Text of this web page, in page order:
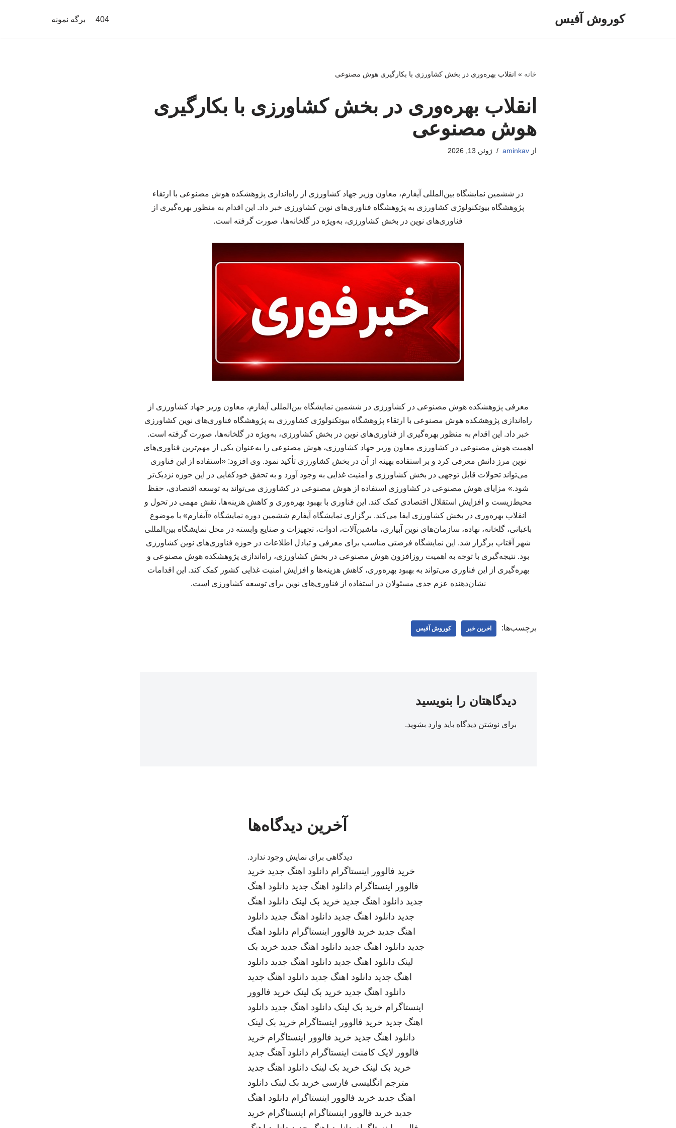
کوروش آفیس 404 برگه نمونه
خانه » انقلاب بهره‌وری در بخش کشاورزی با بکارگیری هوش مصنوعی
انقلاب بهره‌وری در بخش کشاورزی با بکارگیری
هوش مصنوعی
ازaminkav ژوئن 13, 2026
در ششمین نمایشگاه بین‌المللی آیفارم، معاون وزیر جهاد کشاورزی از راه‌اندازی پژوهشکده هوش مصنوعی با ارتقاء
پژوهشگاه بیوتکنولوژی کشاورزی به پژوهشگاه فناوری‌های نوین کشاورزی خبر داد. این اقدام به منظور بهره‌گیری از
فناوری‌های نوین در بخش کشاورزی، به‌ویژه در گلخانه‌ها، صورت گرفته است.
معرفی پژوهشکده هوش مصنوعی در کشاورزی در ششمین نمایشگاه بین‌المللی آیفارم، معاون وزیر جهاد کشاورزی از
راه‌اندازی پژوهشکده هوش مصنوعی با ارتقاء پژوهشگاه بیوتکنولوژی کشاورزی به پژوهشگاه فناوری‌های نوین کشاورزی
خبر داد. این اقدام به منظور بهره‌گیری از فناوری‌های نوین در بخش کشاورزی، به‌ویژه در گلخانه‌ها، صورت گرفته است.
اهمیت هوش مصنوعی در کشاورزی معاون وزیر جهاد کشاورزی، هوش مصنوعی را به‌عنوان یکی از مهم‌ترین فناوری‌های
نوین مرز دانش معرفی کرد و بر استفاده بهینه از آن در بخش کشاورزی تأکید نمود. وی افزود: «استفاده از این فناوری
می‌تواند تحولات قابل توجهی در بخش کشاورزی و امنیت غذایی به وجود آورد و به تحقق خودکفایی در این حوزه نزدیک‌تر
شود.» مزایای هوش مصنوعی در کشاورزی استفاده از هوش مصنوعی در کشاورزی می‌تواند به توسعه اقتصادی، حفظ
محیط‌زیست و افزایش استقلال اقتصادی کمک کند. این فناوری با بهبود بهره‌وری و کاهش هزینه‌ها، نقش مهمی در تحول و
انقلاب بهره‌وری در بخش کشاورزی ایفا می‌کند. برگزاری نمایشگاه آیفارم ششمین دوره نمایشگاه «آیفارم» با موضوع
باغبانی، گلخانه، نهاده، سازمان‌های نوین آبیاری، ماشین‌آلات، ادوات، تجهیزات و صنایع وابسته در محل نمایشگاه بین‌المللی
شهر آفتاب برگزار شد. این نمایشگاه فرصتی مناسب برای معرفی و تبادل اطلاعات در حوزه فناوری‌های نوین کشاورزی
بود. نتیجه‌گیری با توجه به اهمیت روزافزون هوش مصنوعی در بخش کشاورزی، راه‌اندازی پژوهشکده هوش مصنوعی و
بهره‌گیری از این فناوری می‌تواند به بهبود بهره‌وری، کاهش هزینه‌ها و افزایش امنیت غذایی کشور کمک کند. این اقدامات
نشان‌دهنده عزم جدی مسئولان در استفاده از فناوری‌های نوین برای توسعه کشاورزی است.
برچسب‌ها: اخرین خبر کوروش آفیس
دیدگاهتان را بنویسید
برای نوشتن دیدگاه باید وارد بشوید.
آخرین دیدگاه‌ها
دیدگاهی برای نمایش وجود ندارد.
خرید فالوور اینستاگرام دانلود اهنگ جدید خرید
فالوور اینستاگرام دانلود اهنگ جدید دانلود اهنگ
جدید دانلود اهنگ جدید خرید بک لینک دانلود اهنگ
جدید دانلود اهنگ جدید دانلود اهنگ جدید دانلود
اهنگ جدید خرید فالوور اینستاگرام دانلود اهنگ
جدید دانلود اهنگ جدید دانلود اهنگ جدید خرید بک
لینک دانلود اهنگ جدید دانلود اهنگ جدید دانلود
اهنگ جدید دانلود اهنگ جدید دانلود اهنگ جدید
دانلود اهنگ جدید خرید بک لینک خرید فالوور
اینستاگرام خرید بک لینک دانلود اهنگ جدید دانلود
اهنگ جدید خرید فالوور اینستاگرام خرید بک لینک
دانلود اهنگ جدید خرید فالوور اینستاگرام خرید
فالوور لایک کامنت اینستاگرام دانلود آهنگ جدید
خرید بک لینک خرید بک لینک دانلود اهنگ جدید
مترجم انگلیسی فارسی خرید بک لینک دانلود
اهنگ جدید خرید فالوور اینستاگرام دانلود اهنگ
جدید خرید فالوور اینستاگرام اینستاگرام خرید